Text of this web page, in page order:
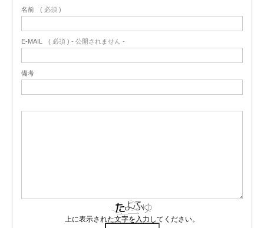
名前 ( 必須 )
E-MAIL ( 必須 ) - 公開されません -
備考
上に表示された文字を入力してください。